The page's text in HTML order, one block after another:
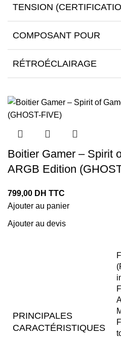
TENSION
COMPOSANT POUR
RÉTROÉCLAIRAGE
Boitier Gamer – Spirit
ARGB Edition
799,00 DH TTC
Ajouter au panier
Ajouter au devis
PRINCIPALES
CARACTÉRISTIQUES